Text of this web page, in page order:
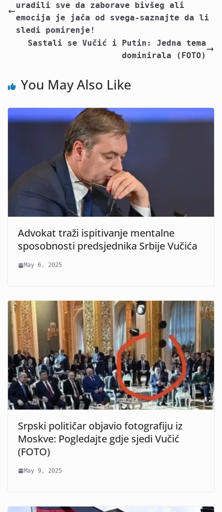
uradili sve da zaborave bivšeg ali
emocija je jača od svega-saznajte da li
sledi pomirenje!
Sastali se Vučić i Putin: Jedna tema
dominirala (FOTO)
You May Also Like
Advokat traži ispitivanje mentalne
sposobnosti predsjednika Srbije Vučića
May 6, 2025
Srpski političar objavio fotografiju iz
Moskve: Pogledajte gdje sjedi Vučić
(FOTO)
May 9, 2025